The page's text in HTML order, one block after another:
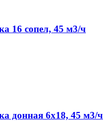
16 сопел, 45 м3/ч
донная 6х18, 45 м3/ч